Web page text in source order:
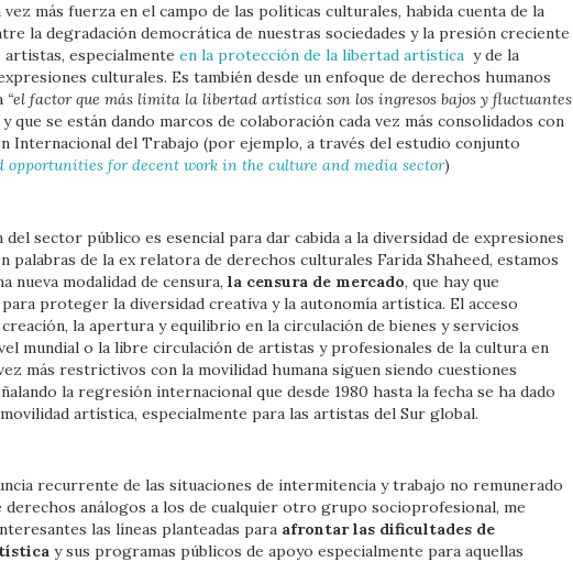
vez más fuerza en el campo de las políticas culturales, habida cuenta de la
la degradación democrática de nuestras sociedades y la presión creciente
especialmente en la protección de la libertad artística y de la
culturales. Es también desde un enfoque de derechos humanos
“el factor que más limita la libertad artística son los ingresos bajos y fluctuantes
y que se están dando marcos de colaboración cada vez más consolidados con
Internacional del Trabajo (por ejemplo, a través del estudio conjunto
opportunities for decent work in the culture and media sector)
del sector público es esencial para dar cabida a la diversidad de expresiones
palabras de la ex relatora de derechos culturales Farida Shaheed, estamos
nueva modalidad de censura, la censura de mercado, que hay que
proteger la diversidad creativa y la autonomía artística. El acceso
la apertura y equilibrio en la circulación de bienes y servicios
mundial o la libre circulación de artistas y profesionales de la cultura en
más restrictivos con la movilidad humana siguen siendo cuestiones
la regresión internacional que desde 1980 hasta la fecha se ha dado
artística, especialmente para las artistas del Sur global.
recurrente de las situaciones de intermitencia y trabajo no remunerado
derechos análogos a los de cualquier otro grupo socioprofesional, me
las líneas planteadas para afrontar las dificultades de
y sus programas públicos de apoyo especialmente para aquellas